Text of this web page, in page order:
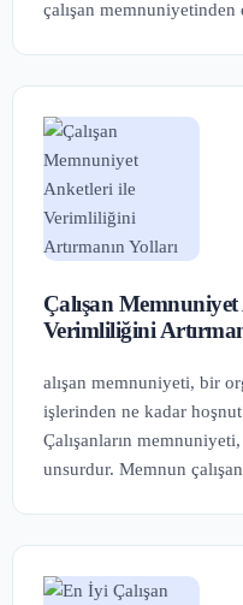
çalışan memnuniyetinden
Çalışan
Verimliliğini
alışan memnuniyeti, bir
işlerinden ne kadar
Çalışanların
unsurdur. Memnun